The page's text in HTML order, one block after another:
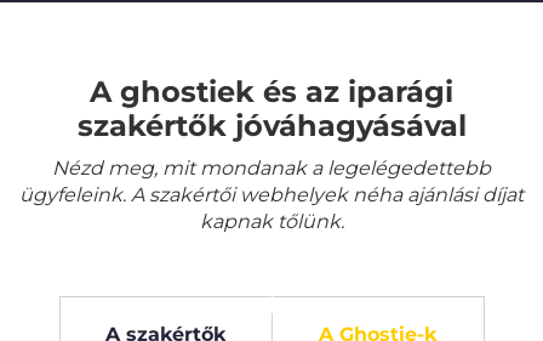
A ghostiek és az iparági
szakértők jóváhagyásával
Nézd meg, mit mondanak a legelégedettebb
ügyfeleink. A szakértői webhelyek néha ajánlási díjat
kapnak tőlünk.
A szakértők A Ghostie-k